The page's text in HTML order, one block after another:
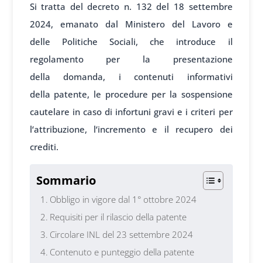
Si tratta del decreto n. 132 del 18 settembre
2024, emanato dal Ministero del Lavoro e
delle Politiche Sociali, che introduce il
regolamento per la presentazione
della domanda, i contenuti informativi
della patente, le procedure per la sospensione
cautelare in caso di infortuni gravi e i criteri per
l‘attribuzione, l‘incremento e il recupero dei
crediti.
Sommario
Obbligo in vigore dal 1° ottobre 2024
Requisiti per il rilascio della patente
Circolare INL del 23 settembre 2024
Contenuto e punteggio della patente